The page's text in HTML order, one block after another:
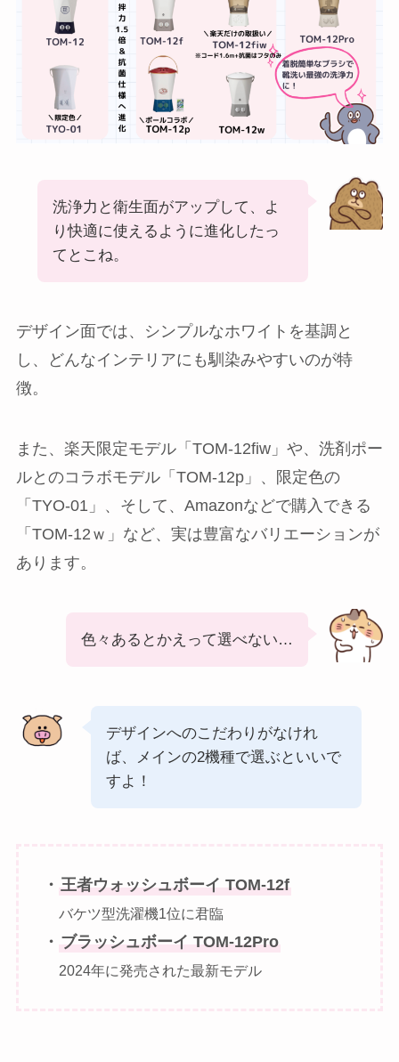
洗浄力と衛生面がアップして、よ
り快適に使えるように進化したっ
てとこね。
デザイン面では、シンプルなホワイトを基調と
し、どんなインテリアにも馴染みやすいのが特
徴。
また、楽天限定モデル「TOM-12fiw」や、洗剤ポー
ルとのコラボモデル「TOM-12p」、限定色の
「TYO-01」、そして、Amazonなどで購入できる
「TOM-12ｗ」など、実は豊富なバリエーションが
あります。
色々あるとかえって選べない…
デザインへのこだわりがなけれ
ば、メインの2機種で選ぶといいで
すよ！
・ 王者ウォッシュボーイ TOM-12f
バケツ型洗濯機1位に君臨
・ ブラッシュボーイ TOM-12Pro
2024年に発売された最新モデル